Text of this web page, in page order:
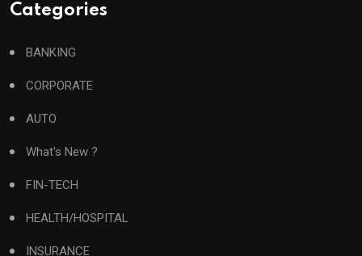
Categories
BANKING
CORPORATE
AUTO
What's New ?
FIN-TECH
HEALTH/HOSPITAL
INSURANCE